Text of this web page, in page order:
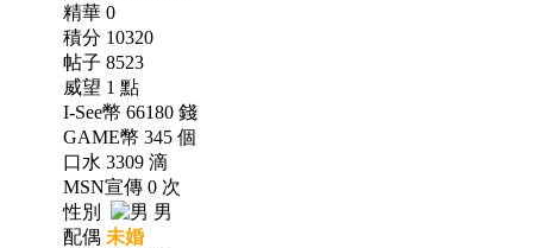
精華 0
積分 10320
帖子 8523
威望 1 點
I-See幣 66180 錢
GAME幣 345 個
口水 3309 滴
MSN宣傳 0 次
性別
男
配偶 未婚